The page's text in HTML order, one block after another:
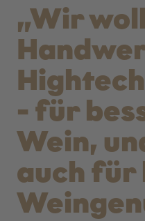
„Wir
- für
Wein,
auch für